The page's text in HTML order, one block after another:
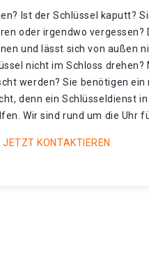
Ist der Schlüssel kaputt?
oder irgendwo vergessen?
und lässt sich von außen
nicht im Schloss drehen?
werden? Sie benötigen ein
denn ein Schlüsseldienst
Wir sind rund um die Uhr
JETZT KONTAKTIEREN